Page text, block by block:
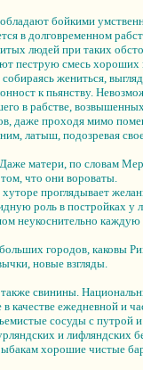
бойкими
в долговременном
людей при таких
пеструю смесь
жениться,
к пьянству.
в рабстве,
даже проходя мимо
латыш, подозревая
матери, по словам
что они вороваты.
проглядывает
роль в постройках
неукоснительно каждую
городов, каковы
новые взгляды.
свинины.
ежедневной и
сосуды с
и
xopoшие чистые